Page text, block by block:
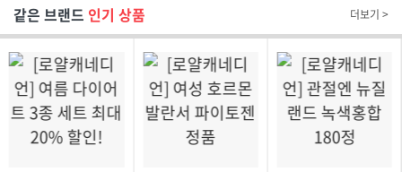
같은 브랜드 인기 상품 더보기 >